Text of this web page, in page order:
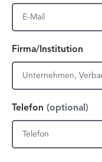
Firma/Institution
Telefon (optional)